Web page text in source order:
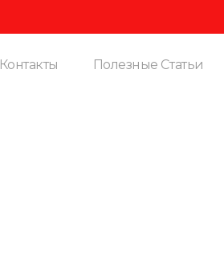
Контакты Полезные Статьи